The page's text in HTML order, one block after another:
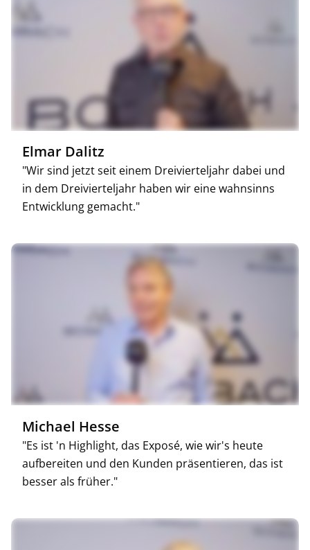
Elmar Dalitz
"Wir sind jetzt seit einem Dreivierteljahr dabei und
in dem Dreivierteljahr haben wir eine wahnsinns
Entwicklung gemacht."
Michael Hesse
"Es ist 'n Highlight, das Exposé, wie wir's heute
aufbereiten und den Kunden präsentieren, das ist
besser als früher."